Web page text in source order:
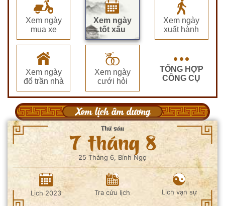
Xem ngày
mua xe
Xem ngày
tốt xấu
Xem ngày
xuất hành
Xem ngày
đổ trần nhà
Xem ngày
cưới hỏi
TỔNG HỢP
CÔNG CỤ
Xem lịch âm dương
Thứ sáu
7 tháng 8
25 Tháng 6, Bính Ngọ
Lịch 2023 Tra cứu lịch Lịch vạn sự